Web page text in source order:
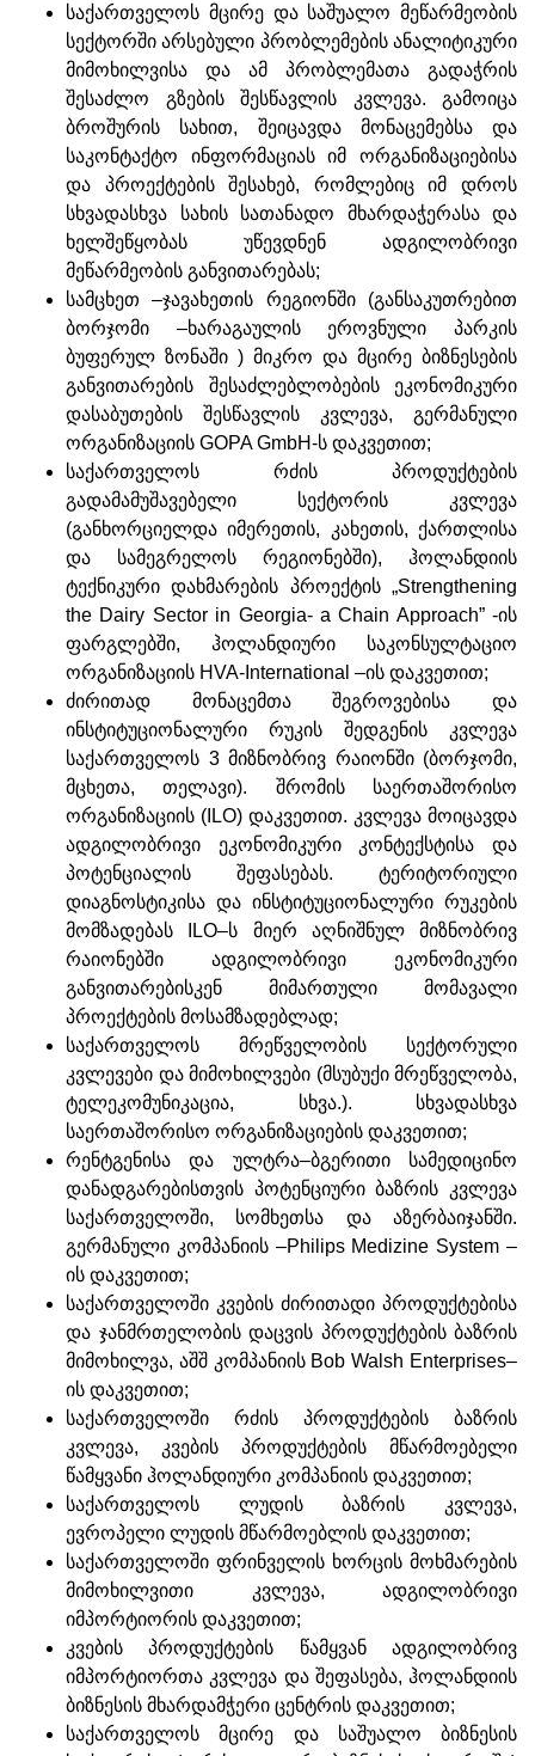
საქართველოს მცირე და საშუალო მეწარმეობის
სექტორში არსებული პრობლემების ანალიტიკური
მიმოხილვისა და ამ პრობლემათა გადაჭრის
შესაძლო გზების შესწავლის კვლევა. გამოიცა
ბროშურის სახით, შეიცავდა მონაცემებსა და
საკონტაქტო ინფორმაციას იმ ორგანიზაციებისა
და პროექტების შესახებ, რომლებიც იმ დროს
სხვადასხვა სახის სათანადო მხარდაჭერასა და
ხელშეწყობას უწევდნენ ადგილობრივი
მეწარმეობის განვითარებას;
სამცხეთ –ჯავახეთის რეგიონში (განსაკუთრებით
ბორჯომი –ხარაგაულის ეროვნული პარკის
ბუფერულ ზონაში ) მიკრო და მცირე ბიზნესების
განვითარების შესაძლებლობების ეკონომიკური
დასაბუთების შესწავლის კვლევა, გერმანული
ორგანიზაციის GOPA GmbH-ს დაკვეთით;
საქართველოს რძის პროდუქტების
გადამამუშავებელი სექტორის კვლევა
(განხორციელდა იმერეთის, კახეთის, ქართლისა
და სამეგრელოს რეგიონებში), ჰოლანდიის
ტექნიკური დახმარების პროექტის „Strengthening
the Dairy Sector in Georgia- a Chain Approach” -ის
ფარგლებში, ჰოლანდიური საკონსულტაციო
ორგანიზაციის HVA-International –ის დაკვეთით;
ძირითად მონაცემთა შეგროვებისა და
ინსტიტუციონალური რუკის შედგენის კვლევა
საქართველოს 3 მიზნობრივ რაიონში (ბორჯომი,
მცხეთა, თელავი). შრომის საერთაშორისო
ორგანიზაციის (ILO) დაკვეთით. კვლევა მოიცავდა
ადგილობრივი ეკონომიკური კონტექსტისა და
პოტენციალის შეფასებას. ტერიტორიული
დიაგნოსტიკისა და ინსტიტუციონალური რუკების
მომზადებას ILO–ს მიერ აღნიშნულ მიზნობრივ
რაიონებში ადგილობრივი ეკონომიკური
განვითარებისკენ მიმართული მომავალი
პროექტების მოსამზადებლად;
საქართველოს მრეწველობის სექტორული
კვლევები და მიმოხილვები (მსუბუქი მრეწველობა,
ტელეკომუნიკაცია, სხვა.). სხვადასხვა
საერთაშორისო ორგანიზაციების დაკვეთით;
რენტგენისა და ულტრა–ბგერითი სამედიცინო
დანადგარებისთვის პოტენციური ბაზრის კვლევა
საქართველოში, სომხეთსა და აზერბაიჯანში.
გერმანული კომპანიის –Philips Medizine System –
ის დაკვეთით;
საქართველოში კვების ძირითადი პროდუქტებისა
და ჯანმრთელობის დაცვის პროდუქტების ბაზრის
მიმოხილვა, აშშ კომპანიის Bob Walsh Enterprises–
ის დაკვეთით;
საქართველოში რძის პროდუქტების ბაზრის
კვლევა, კვების პროდუქტების მწარმოებელი
წამყვანი ჰოლანდიური კომპანიის დაკვეთით;
საქართველოს ლუდის ბაზრის კვლევა,
ევროპელი ლუდის მწარმოებლის დაკვეთით;
საქართველოში ფრინველის ხორცის მოხმარების
მიმოხილვითი კვლევა, ადგილობრივი
იმპორტიორის დაკვეთით;
კვების პროდუქტების წამყვან ადგილობრივ
იმპორტიორთა კვლევა და შეფასება, ჰოლანდიის
ბიზნესის მხარდამჭერი ცენტრის დაკვეთით;
საქართველოს მცირე და საშუალო ბიზნესის